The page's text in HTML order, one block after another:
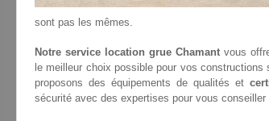
sont pas les mêmes.
Notre service location grue Chamantvous
le meilleur choix possible pour vos
proposons des équipements de qualités et
sécurité avec des expertises pour vous